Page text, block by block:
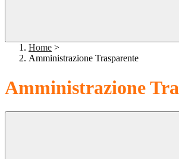
Home >
Amministrazione Trasparente
Amministrazione